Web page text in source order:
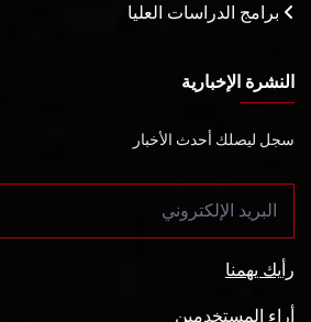
برامج الدراسات العليا
النشرة الإخبارية
سجل ليصلك أحدث الأخبار
رأيك يهمنا
أراء المستخدمين